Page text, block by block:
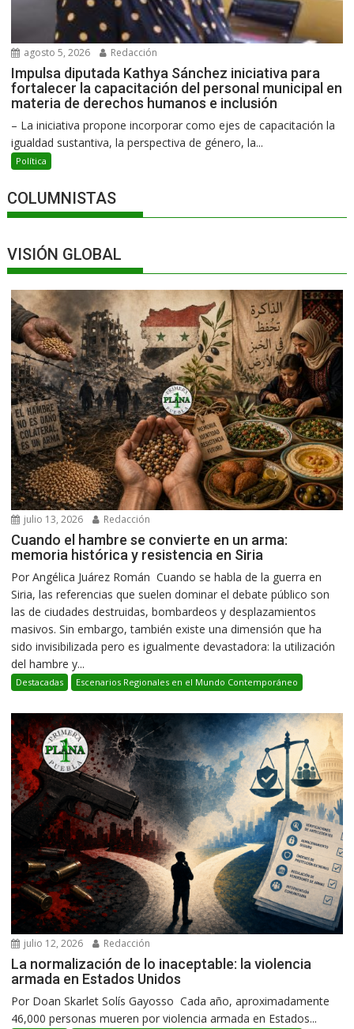
agosto 5, 2026 Redacción
Impulsa diputada Kathya Sánchez iniciativa para
fortalecer la capacitación del personal municipal en
materia de derechos humanos e inclusión
– La iniciativa propone incorporar como ejes de capacitación la
igualdad sustantiva, la perspectiva de género, la...
Política
COLUMNISTAS
VISIÓN GLOBAL
julio 13, 2026 Redacción
Cuando el hambre se convierte en un arma:
memoria histórica y resistencia en Siria
Por Angélica Juárez Román Cuando se habla de la guerra en
Siria, las referencias que suelen dominar el debate público son
las de ciudades destruidas, bombardeos y desplazamientos
masivos. Sin embargo, también existe una dimensión que ha
sido invisibilizada pero es igualmente devastadora: la utilización
del hambre y...
Destacadas Escenarios Regionales en el Mundo Contemporáneo
julio 12, 2026 Redacción
La normalización de lo inaceptable: la violencia
armada en Estados Unidos
Por Doan Skarlet Solís Gayosso Cada año, aproximadamente
46,000 personas mueren por violencia armada en Estados...